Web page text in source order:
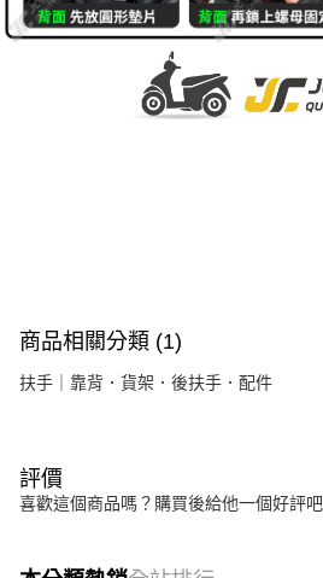
商品相關分類 (1)
扶手｜靠背．貨架．後扶手．配件
評價
喜歡這個商品嗎？購買後給他一個好評吧